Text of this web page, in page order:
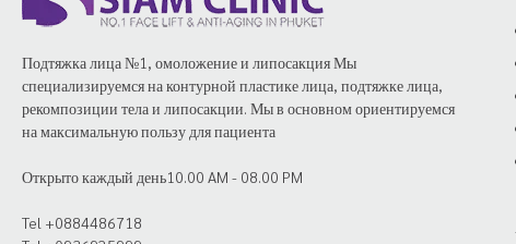
Подтяжка лица №1, омоложение и липосакция Мы
специализируемся на контурной пластике лица, подтяжке лица,
рекомпозиции тела и липосакции. Мы в основном ориентируемся
на максимальную пользу для пациента
Открыто каждый день10.00 AM - 08.00 PM
Tel +0884486718